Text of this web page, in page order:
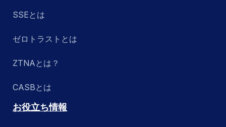
SSEとは
ゼロトラストとは
ZTNAとは？
CASBとは
お役立ち情報